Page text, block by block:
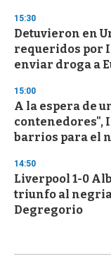
15:30
Detuvieron en
requeridos por
enviar droga a
15:00
A la espera de
contenedores",
barrios para el
14:50
Liverpool 1-0
triunfo al
Degregorio